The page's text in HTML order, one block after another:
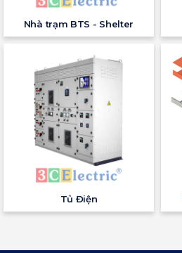
Nhà trạm BTS - Shelter
Tủ Điện